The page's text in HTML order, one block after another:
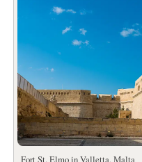
Fort St. Elmo in Valletta, Malta